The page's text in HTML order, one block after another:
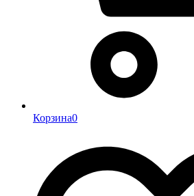
Корзина0